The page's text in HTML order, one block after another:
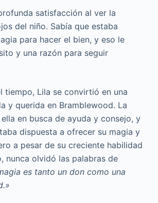
satisfacción al ver la
del niño. Sabía que estaba
para hacer el bien, y eso le
y una razón para seguir
tiempo, Lila se convirtió en una
y querida en Bramblewood. La
en busca de ayuda y consejo, y
dispuesta a ofrecer su magia y
a pesar de su creciente habilidad
nunca olvidó las palabras de
es tanto un don como una